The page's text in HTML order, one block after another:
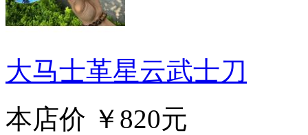
大马士革星云武士刀
本店价 ￥820元